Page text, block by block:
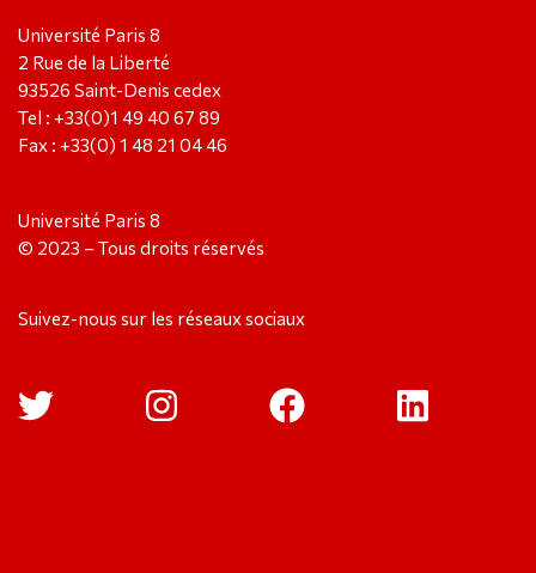
Université Paris 8
2 Rue de la Liberté
93526 Saint-Denis cedex
Tel : +33(0)1 49 40 67 89
Fax : +33(0) 1 48 21 04 46
Université Paris 8
© 2023 – Tous droits réservés
Suivez-nous sur les réseaux sociaux